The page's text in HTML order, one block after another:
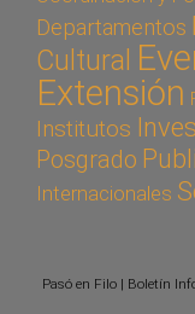
Departamentos
Cultural
Extensión
Institutos
Posgrado
Internacionales
Pasó en Filo | Boletín